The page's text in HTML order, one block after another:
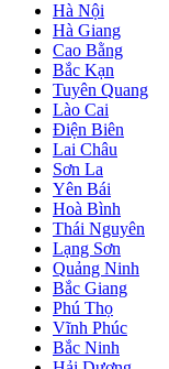
Hà Nội
Hà Giang
Cao Bằng
Bắc Kạn
Tuyên Quang
Lào Cai
Điện Biên
Lai Châu
Sơn La
Yên Bái
Hoà Bình
Thái Nguyên
Lạng Sơn
Quảng Ninh
Bắc Giang
Phú Thọ
Vĩnh Phúc
Bắc Ninh